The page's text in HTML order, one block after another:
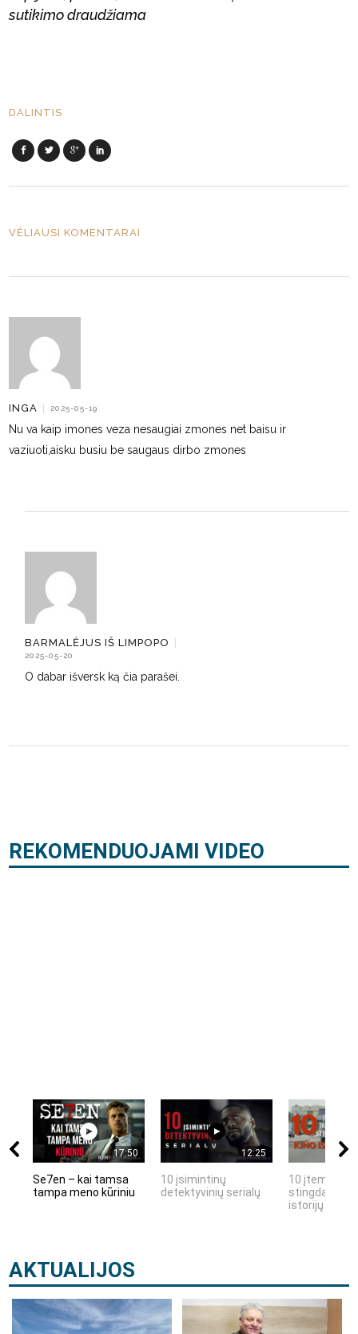
sutikimo draudžiama
DALINTIS
VĖLIAUSI KOMENTARAI
INGA | 2025-05-19
Nu va kaip imones veza nesaugiai zmones net baisu ir
vaziuoti,aisku busiu be saugaus dirbo zmones
BARMALĖJUS IŠ LIMPOPO |
2025-05-20
O dabar išversk ką čia parašei.
REKOMENDUOJAMI VIDEO
17:50
Se7en – kai tamsa
tampa meno kūriniu
12:25
10 įsimintinų
detektyvinių serialų
10 įtemptų,
stingdančių
istorijų
AKTUALIJOS